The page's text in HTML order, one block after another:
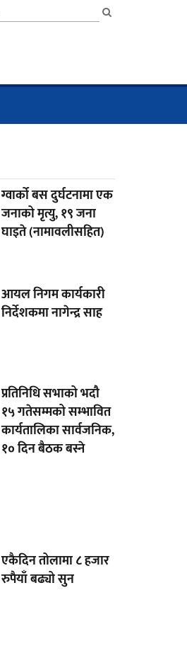
ग्वार्को बस दुर्घटनामा एक
जनाको मृत्यु, १९ जना
घाइते (नामावलीसहित)
आयल निगम कार्यकारी
निर्देशकमा नागेन्द्र साह
प्रतिनिधि सभाको भदौ
१५ गतेसम्मको सम्भावित
कार्यतालिका सार्वजनिक,
१० दिन बैठक बस्ने
एकैदिन तोलामा ८ हजार
रुपैयाँ बढ्यो सुन